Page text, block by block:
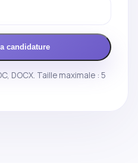
candidature
DOCX. Taille maximale : 5